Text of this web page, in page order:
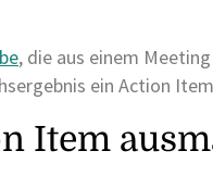
, die aus einem
ein Action
Item